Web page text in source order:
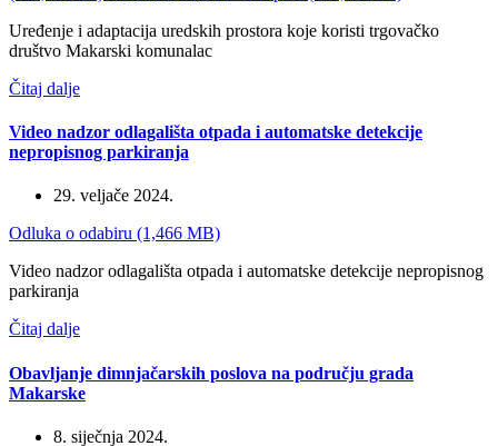
Uređenje i adaptacija uredskih prostora koje koristi trgovačko
društvo Makarski komunalac
Čitaj dalje
Video nadzor odlagališta otpada i automatske detekcije
nepropisnog parkiranja
29. veljače 2024.
Odluka o odabiru (1,466 MB)
Video nadzor odlagališta otpada i automatske detekcije nepropisnog
parkiranja
Čitaj dalje
Obavljanje dimnjačarskih poslova na području grada
Makarske
8. siječnja 2024.